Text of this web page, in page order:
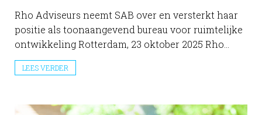
Rho Adviseurs neemt SAB over en versterkt haar
positie als toonaangevend bureau voor ruimtelijke
ontwikkeling Rotterdam, 23 oktober 2025 Rho...
LEES VERDER